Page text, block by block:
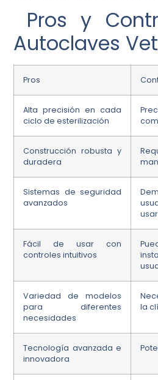
Pros y
Autoclaves
Pros
Alta precisión en cada
ciclo de esterilización
Construcción robusta y
duradera
Sistemas de seguridad
avanzados
Fácil de usar con
controles intuitivos
Variedad de modelos
para diferentes
necesidades
la
Tecnología avanzada e
innovadora